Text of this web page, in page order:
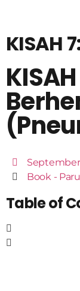
KISAH
September
Book -
Table of